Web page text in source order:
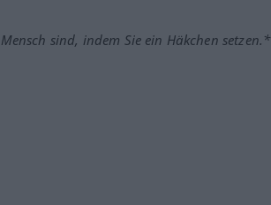
sind, indem Sie ein Häkchen setzen.*